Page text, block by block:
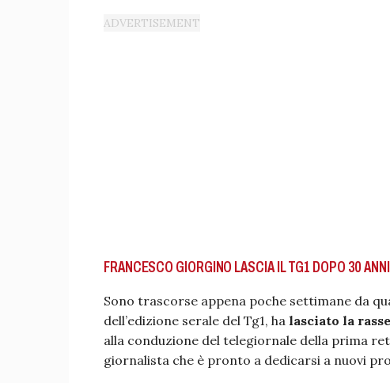
FRANCESCO GIORGINO LASCIA IL TG1 DOPO 30 ANNI
Sono trascorse appena poche settimane da
dell’edizione serale del Tg1, ha lasciato la
alla conduzione del telegiornale della prima
giornalista che è pronto a dedicarsi a nuovi